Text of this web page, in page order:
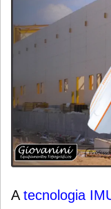
A tecnologia